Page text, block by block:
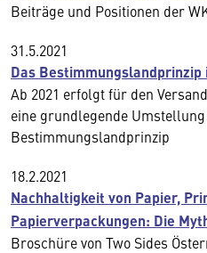
Beiträge und Positionen der
31.5.2021
Das
Ab 2021 erfolgt für den
eine grundlegende
Bestimmungslandprinzip
18.2.2021
Nachhaltigkeit von Papier,
Papierverpackungen: Die
Broschüre von Two Sides